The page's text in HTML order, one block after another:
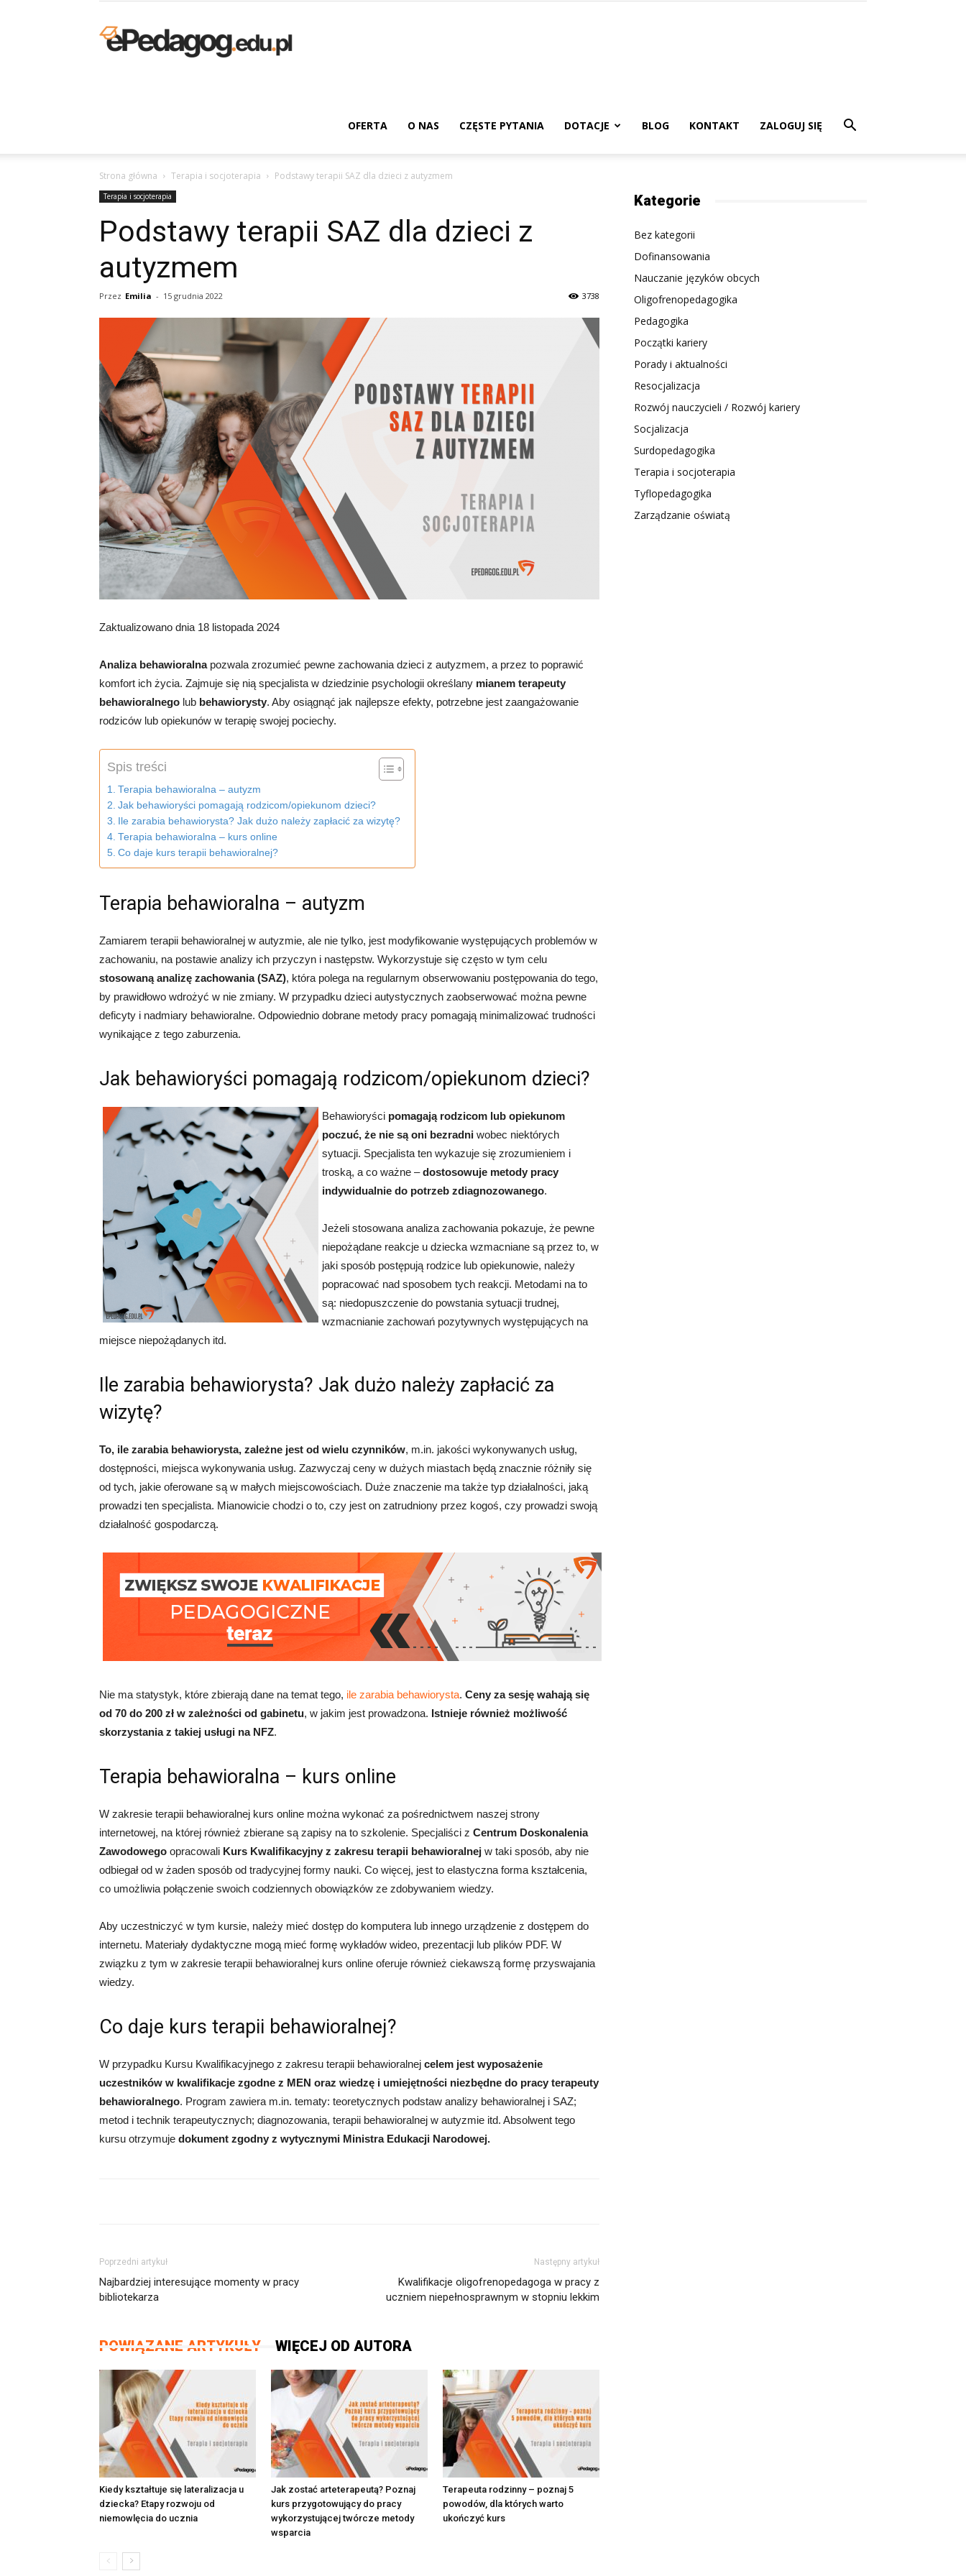
Aktualności
OFERTA O NAS CZĘSTE PYTANIA DOTACJE BLOG KONTAKT ZALOGUJ SIĘ
Strona główna Terapia i socjoterapia Podstawy terapii SAZ dla dzieci z autyzmem
Terapia i socjoterapia
Podstawy terapii SAZ dla dzieci z
autyzmem
Przez Emilia - 15 grudnia 2022 3738
Zaktualizowano dnia 18 listopada 2024
Analiza behawioralnapozwala zrozumieć pewne zachowania dzieci z autyzmem, a przez to poprawić
komfort ich życia. Zajmuje się nią specjalista w dziedzinie psychologii określany mianem terapeuty
behawioralnego lub behawiorysty. Aby osiągnąć jak najlepsze efekty, potrzebne jest zaangażowanie
rodziców lub opiekunów w terapię swojej pociechy.
Spis treści
Terapia behawioralna – autyzm
Jak behawioryści pomagają rodzicom/opiekunom dzieci?
Ile zarabia behawiorysta? Jak dużo należy zapłacić za wizytę?
Terapia behawioralna – kurs online
Co daje kurs terapii behawioralnej?
Terapia behawioralna – autyzm
Zamiarem terapii behawioralnej w autyzmie, ale nie tylko, jest modyfikowanie występujących problemów w
zachowaniu, na postawie analizy ich przyczyn i następstw. Wykorzystuje się często w tym celu
stosowaną analizę zachowania (SAZ), która polega na regularnym obserwowaniu postępowania do tego,
by prawidłowo wdrożyć w nie zmiany. W przypadku dzieci autystycznych zaobserwować można pewne
deficyty i nadmiary behawioralne. Odpowiednio dobrane metody pracy pomagają minimalizować trudności
wynikające z tego zaburzenia.
Jak behawioryści pomagają rodzicom/opiekunom dzieci?
Behawioryści pomagają rodzicom lub opiekunom
poczuć, że nie są oni bezradni wobec niektórych
sytuacji. Specjalista ten wykazuje się zrozumieniem i
troską, a co ważne –dostosowuje metody pracy
indywidualnie do potrzeb zdiagnozowanego.
Jeżeli stosowana analiza zachowania pokazuje, że pewne
niepożądane reakcje u dziecka wzmacniane są przez to, w
jaki sposób postępują rodzice lub opiekunowie, należy
popracować nad sposobem tych reakcji. Metodami na to
są: niedopuszczenie do powstania sytuacji trudnej,
wzmacnianie zachowań pozytywnych występujących na
miejsce niepożądanych itd.
Ile zarabia behawiorysta? Jak dużo należy zapłacić za
wizytę?
To, ile zarabia behawiorysta, zależne jest od wielu czynników, m.in. jakości wykonywanych usług,
dostępności, miejsca wykonywania usług. Zazwyczaj ceny w dużych miastach będą znacznie różniły się
od tych, jakie oferowane są w małych miejscowościach. Duże znaczenie ma także typ działalności, jaką
prowadzi ten specjalista. Mianowicie chodzi o to, czy jest on zatrudniony przez kogoś, czy prowadzi swoją
działalność gospodarczą.
Nie ma statystyk, które zbierają dane na temat tego, ile zarabia behawiorysta. Ceny za sesję wahają się
od 70 do 200 zł w zależności od gabinetu, w jakim jest prowadzona. Istnieje również możliwość
skorzystania z takiej usługi na NFZ.
Terapia behawioralna – kurs online
W zakresie terapii behawioralnej kurs online można wykonać za pośrednictwem naszej strony
internetowej, na której również zbierane są zapisy na to szkolenie. Specjaliści z Centrum Doskonalenia
Zawodowego opracowali Kurs Kwalifikacyjny z zakresu terapii behawioralnej w taki sposób, aby nie
odbiegał od w żaden sposób od tradycyjnej formy nauki. Co więcej, jest to elastyczna forma kształcenia,
co umożliwia połączenie swoich codziennych obowiązków ze zdobywaniem wiedzy.
Aby uczestniczyć w tym kursie, należy mieć dostęp do komputera lub innego urządzenie z dostępem do
internetu. Materiały dydaktyczne mogą mieć formę wykładów wideo, prezentacji lub plików PDF. W
związku z tym w zakresie terapii behawioralnej kurs online oferuje również ciekawszą formę przyswajania
wiedzy.
Co daje kurs terapii behawioralnej?
W przypadku Kursu Kwalifikacyjnego z zakresu terapii behawioralnej celem jest wyposażenie
uczestników w kwalifikacje zgodne z MEN oraz wiedzę i umiejętności niezbędne do pracy terapeuty
behawioralnego. Program zawiera m.in. tematy: teoretycznych podstaw analizy behawioralnej i SAZ;
metod i technik terapeutycznych; diagnozowania, terapii behawioralnej w autyzmie itd. Absolwent tego
kursu otrzymuje dokument zgodny z wytycznymi Ministra Edukacji Narodowej.
Poprzedni artykuł
Najbardziej interesujące momenty w pracy
bibliotekarza
Następny artykuł
Kwalifikacje oligofrenopedagoga w pracy z
uczniem niepełnosprawnym w stopniu lekkim
POWIĄZANE ARTYKUŁY WIĘCEJ OD AUTORA
Kiedy kształtuje się lateralizacja u
dziecka? Etapy rozwoju od
niemowlęcia do ucznia
Jak zostać arteterapeutą? Poznaj
kurs przygotowujący do pracy
wykorzystującej twórcze metody
wsparcia
Terapeuta rodzinny – poznaj 5
powodów, dla których warto
ukończyć kurs
Kategorie
Bez kategorii
Dofinansowania
Nauczanie języków obcych
Oligofrenopedagogika
Pedagogika
Początki kariery
Porady i aktualności
Resocjalizacja
Rozwój nauczycieli / Rozwój kariery
Socjalizacja
Surdopedagogika
Terapia i socjoterapia
Tyflopedagogika
Zarządzanie oświatą